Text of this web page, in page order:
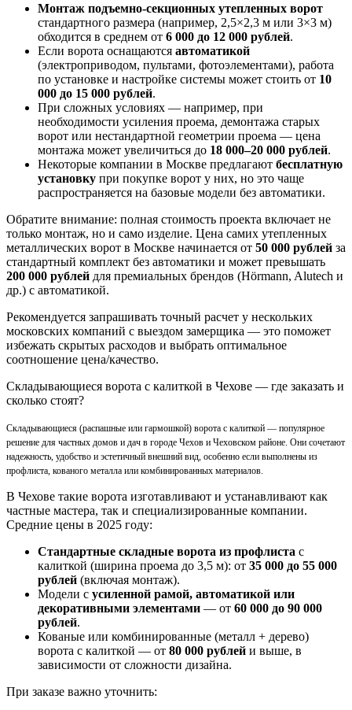
Монтаж подъемно-секционных утепленных ворот
стандартного размера (например, 2,5×2,3 м или 3×3 м)
обходится в среднем от 6 000 до 12 000 рублей.
Если ворота оснащаются автоматикой
(электроприводом, пультами, фотоэлементами), работа
по установке и настройке системы может стоить от 10
000 до 15 000 рублей.
При сложных условиях — например, при
необходимости усиления проема, демонтажа старых
ворот или нестандартной геометрии проема — цена
монтажа может увеличиться до 18 000–20 000 рублей.
Некоторые компании в Москве предлагают бесплатную
установку при покупке ворот у них, но это чаще
распространяется на базовые модели без автоматики.
Обратите внимание: полная стоимость проекта включает не
только монтаж, но и само изделие. Цена самих утепленных
металлических ворот в Москве начинается от 50 000 рублей за
стандартный комплект без автоматики и может превышать
200 000 рублей для премиальных брендов (Hörmann, Alutech и
др.) с автоматикой.
Рекомендуется запрашивать точный расчет у нескольких
московских компаний с выездом замерщика — это поможет
избежать скрытых расходов и выбрать оптимальное
соотношение цена/качество.
Складывающиеся ворота с калиткой в Чехове — где заказать и
сколько стоят?
Складывающиеся (распашные или гармошкой) ворота с калиткой — популярное
решение для частных домов и дач в городе Чехов и Чеховском районе. Они сочетают
надежность, удобство и эстетичный внешний вид, особенно если выполнены из
профлиста, кованого металла или комбинированных материалов.
В Чехове такие ворота изготавливают и устанавливают как
частные мастера, так и специализированные компании.
Средние цены в 2025 году:
Стандартные складные ворота из профлиста с
калиткой (ширина проема до 3,5 м): от 35 000 до 55 000
рублей (включая монтаж).
Модели с усиленной рамой, автоматикой или
декоративными элементами — от 60 000 до 90 000
рублей.
Кованые или комбинированные (металл + дерево)
ворота с калиткой — от 80 000 рублей и выше, в
зависимости от сложности дизайна.
При заказе важно уточнить: